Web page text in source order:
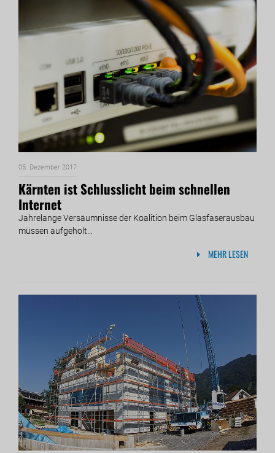
05. Dezember 2017
Kärnten ist Schlusslicht beim schnellen
Internet
Jahrelange Versäumnisse der Koalition beim Glasfaserausbau
müssen aufgeholt...
MEHR LESEN